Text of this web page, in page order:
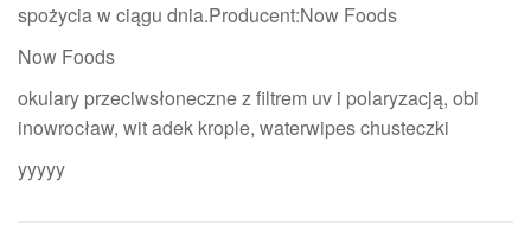
spożycia w ciągu dnia.Producent:Now Foods
Now Foods
okulary przeciwsłoneczne z filtrem uv i polaryzacją, obi
inowrocław, wit adek krople, waterwipes chusteczki
yyyyy